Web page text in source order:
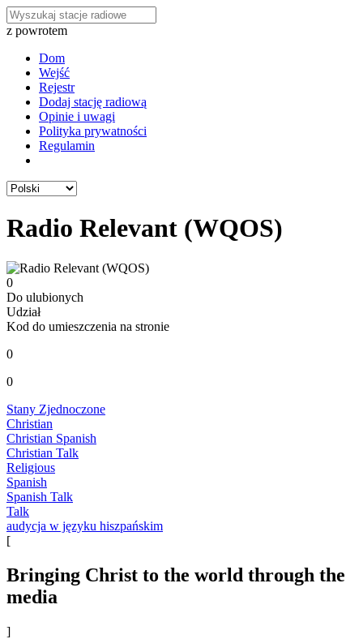
z powrotem
Dom
Wejść
Rejestr
Dodaj stację radiową
Opinie i uwagi
Polityka prywatności
Regulamin
Radio Relevant (WQOS)
0
Do ulubionych
Udział
Kod do umieszczenia na stronie
0
0
Stany Zjednoczone
Christian
Christian Spanish
Christian Talk
Religious
Spanish
Spanish Talk
Talk
audycja w języku hiszpańskim
[
Bringing Christ to the world through the
media
]